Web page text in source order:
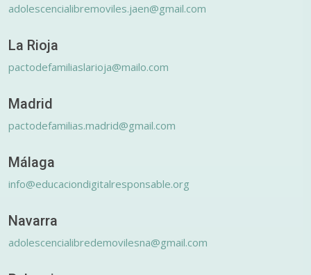
adolescencialibremoviles.jaen@gmail.com
La Rioja
pactodefamiliaslarioja@mailo.com
Madrid
pactodefamilias.madrid@gmail.com
Málaga
info@educaciondigitalresponsable.org
Navarra
adolescencialibredemovilesna@gmail.com